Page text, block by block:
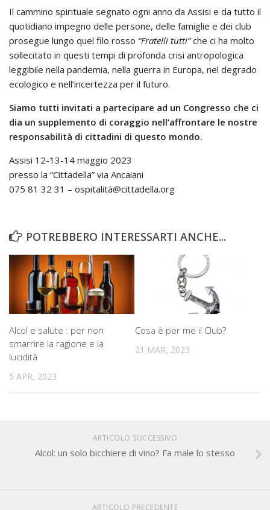
Il cammino spirituale segnato ogni anno da Assisi e da tutto il
quotidiano impegno delle persone, delle famiglie e dei club
prosegue lungo quel filo rosso “Fratelli tutti”che ci ha molto
sollecitato in questi tempi di profonda crisi antropologica
leggibile nella pandemia, nella guerra in Europa, nel degrado
ecologico e nell’incertezza per il futuro.
Siamo tutti invitati a partecipare ad un Congresso che ci
dia un supplemento di coraggio nell’affrontare le nostre
responsabilità di cittadini di questo mondo.
Assisi 12-13-14 maggio 2023
presso la “Cittadella” via Ancaiani
075 81 32 31 – ospitalità@cittadella.org
POTREBBERO INTERESSARTI ANCHE...
Alcol e salute : per non
smarrire la ragione e la
lucidità
5 APR, 2023
Cosa è per me il Club?
21 MAR, 2023
ARTICOLO SUCCESSIVO
Alcol: un solo bicchiere di vino? Fa male lo stesso
ARTICOLO PRECEDENTE